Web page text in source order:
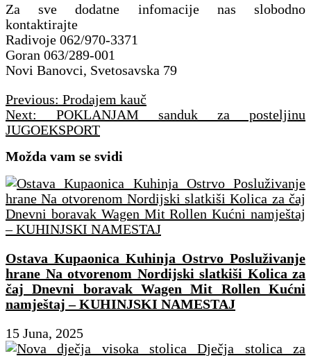
Za sve dodatne infomacije nas slobodno
kontaktirajte
Radivoje 062/970-3371
Goran 063/289-001
Novi Banovci, Svetosavska 79
Navigacija
članaka
Previous: Prodajem kauč
Next:
POKLANJAM sanduk za posteljinu
JUGOEKSPORT
Možda vam se svidi
Ostava Kupaonica Kuhinja Ostrvo Posluživanje
hrane Na otvorenom Nordijski slatkiši Kolica za
čaj Dnevni boravak Wagen Mit Rollen Kućni
namještaj – KUHINJSKI NAMESTAJ
15 Juna, 2025